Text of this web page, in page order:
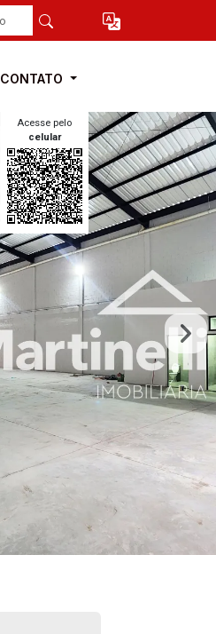
CONTATO
Acesse pelo
celular